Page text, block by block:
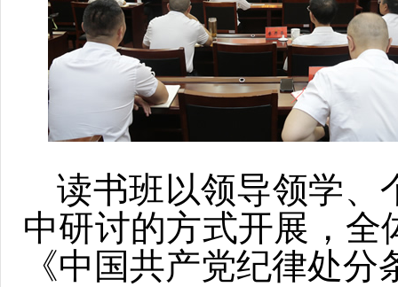
读书班以领导领学、
中研讨的方式开展，
《中国共产党纪律处分